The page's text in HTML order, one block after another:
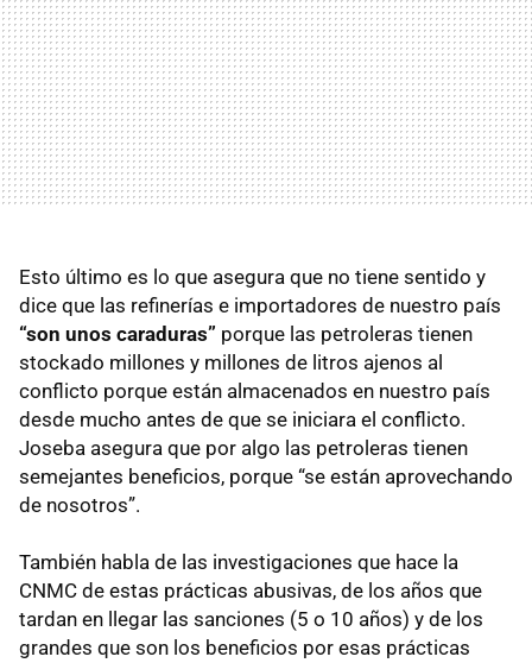
Esto último es lo que asegura que no tiene sentido y
dice que las refinerías e importadores de nuestro país
“son unos caraduras” porque las petroleras tienen
stockado millones y millones de litros ajenos al
conflicto porque están almacenados en nuestro país
desde mucho antes de que se iniciara el conflicto.
Joseba asegura que por algo las petroleras tienen
semejantes beneficios, porque “se están aprovechando
de nosotros”.
También habla de las investigaciones que hace la
CNMC de estas prácticas abusivas, de los años que
tardan en llegar las sanciones (5 o 10 años) y de los
grandes que son los beneficios por esas prácticas